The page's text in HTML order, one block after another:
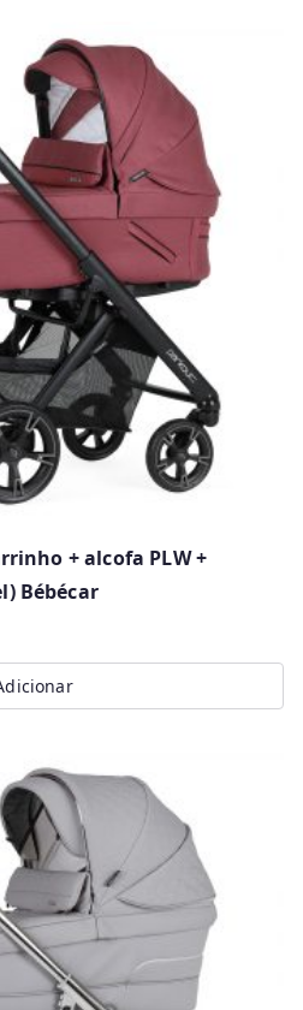
+ alcofa PLW +
Bébécar